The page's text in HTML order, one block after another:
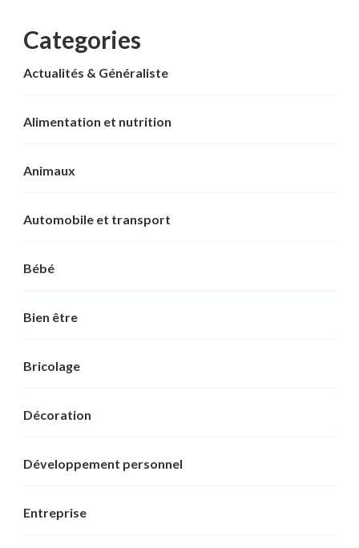
Categories
Actualités & Généraliste
Alimentation et nutrition
Animaux
Automobile et transport
Bébé
Bien être
Bricolage
Décoration
Développement personnel
Entreprise